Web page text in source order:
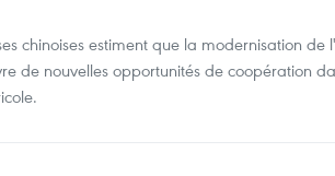
chinoises estiment que la modernisation de
de nouvelles opportunités de coopération